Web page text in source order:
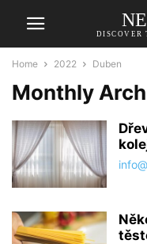
DISCOVER
Home 2022 Duben
Monthly